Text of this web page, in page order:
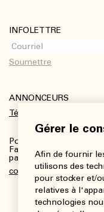
Gérer le
Afin de fournir
utilisons des
pour stocker et/
relatives à
technologies
INFOLETTRE
ANNONCEURS
Télécharger le kit média
Pour plus de
Fanny Charbonneau,
partenariats et